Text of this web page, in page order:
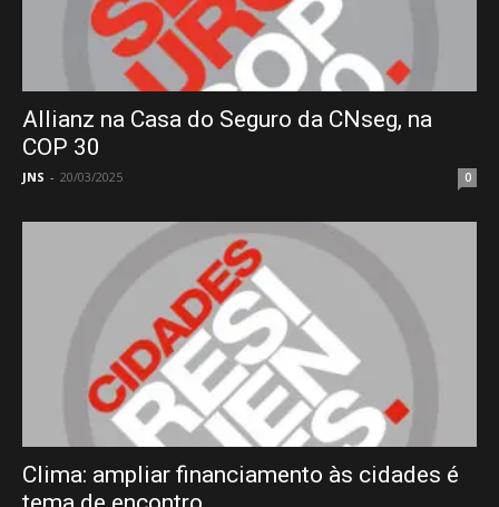
Allianz na Casa do Seguro da CNseg, na
COP 30
JNS - 20/03/2025 0
Clima: ampliar financiamento às cidades é